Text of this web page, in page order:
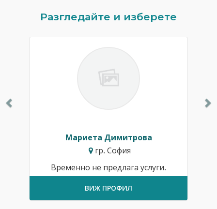
Разгледайте и изберете
Мариета Димитрова
гр. София
Временно не предлага услуги.
ВИЖ ПРОФИЛ